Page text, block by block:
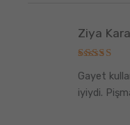
5
oy aldı
Ziya Kara
Gayet
iyiydi.